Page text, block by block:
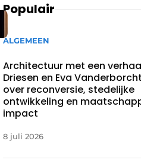
Populair
ALGEMEEN
Architectuur met een
Driesen en Eva
over reconversie, stedelijke
ontwikkeling en
impact
8 juli 2026